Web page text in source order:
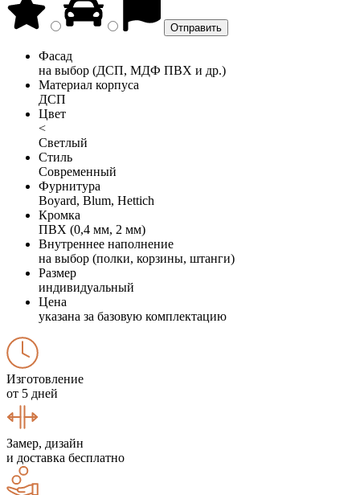
Фасад
на выбор (ДСП, МДФ ПВХ и др.)
Материал корпуса
ДСП
Цвет
<
Светлый
Стиль
Современный
Фурнитура
Boyard, Blum, Hettich
Кромка
ПВХ (0,4 мм, 2 мм)
Внутреннее наполнение
на выбор (полки, корзины, штанги)
Размер
индивидуальный
Цена
указана за базовую комплектацию
Изготовление
от 5 дней
Замер, дизайн
и доставка бесплатно